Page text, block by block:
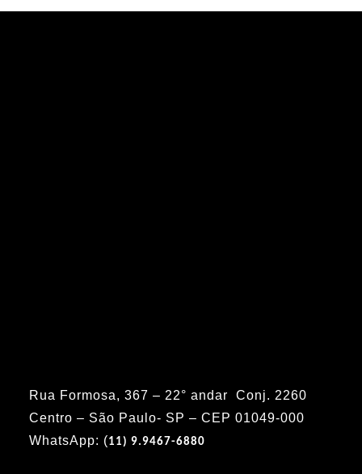
Rua Formosa, 367 – 22° andar Conj. 2260
Centro – São Paulo- SP – CEP 01049-000
WhatsApp: (11) 9.9467-6880